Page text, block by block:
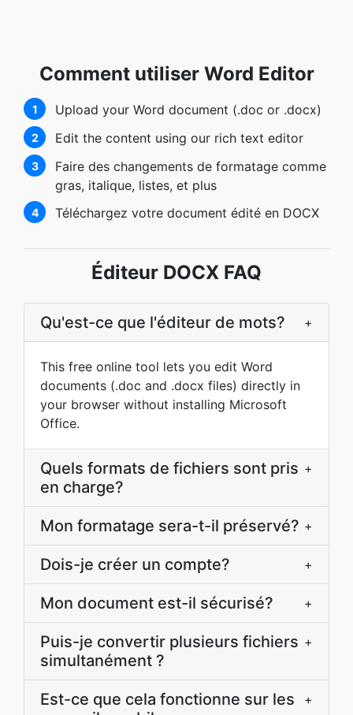
Comment utiliser Word Editor
1 Upload your Word document (.doc or .docx)
2 Edit the content using our rich text editor
3
Faire des changements de formatage comme
gras, italique, listes, et plus
4 Téléchargez votre document édité en DOCX
Éditeur DOCX FAQ
Qu'est-ce que l'éditeur de mots? +
This free online tool lets you edit Word
documents (.doc and .docx files) directly in
your browser without installing Microsoft
Office.
Quels formats de fichiers sont pris
en charge?
+
Mon formatage sera-t-il préservé? +
Dois-je créer un compte? +
Mon document est-il sécurisé? +
Puis-je convertir plusieurs fichiers
simultanément ?
+
Est-ce que cela fonctionne sur les
+